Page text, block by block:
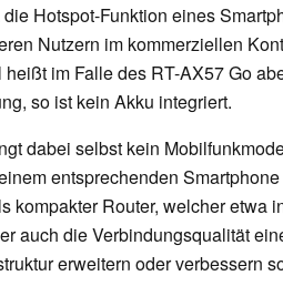
Hotspot-Funktion eines
Nutzern im kommerziellen
heißt im Falle des RT-AX57 Go
so ist kein Akku integriert.
dabei selbst kein
entsprechenden
kompakter Router, welcher etwa
auch die Verbindungsqualität
erweitern oder verbessern